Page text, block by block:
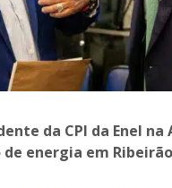
da CPI da Enel
energia em